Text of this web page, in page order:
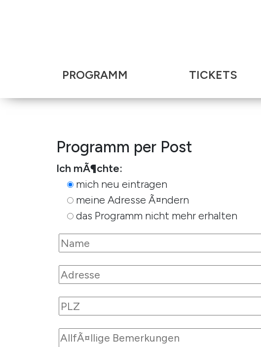
PROGRAMM TICKETS
Programm per Post
Ich mÃ¶chte:
mich neu eintragen
meine Adresse Ã¤ndern
das Programm nicht mehr erhalten